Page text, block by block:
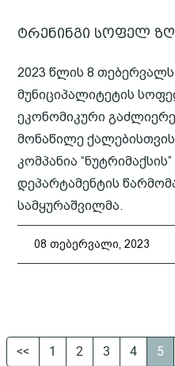
ტრენინგი სოფელ
2023 წლის 8
მუნიციპალიტეტის
ეკონომიკური
მონაწილე
კომპანია
დეპარტამენტის
სამყურაშვილმა.
08 თებერვალი, 2023
<< 1 2 3 4 5